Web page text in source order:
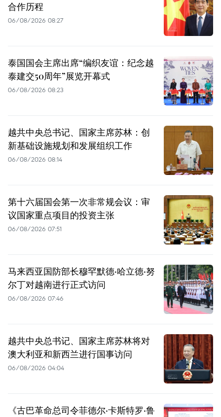
合作历程
06/08/2026 08:27
泰国国会主席出席“编织友谊：纪念越
泰建交50周年”展览开幕式
06/08/2026 08:23
越共中央总书记、国家主席苏林：创
新基础设施规划和发展组织工作
06/08/2026 08:14
第十六届国会第一次非常规会议：审
议国家重点项目的投资主张
06/08/2026 07:51
马来西亚国防部长穆罕默德·哈立德·努
尔丁对越南进行正式访问
06/08/2026 07:46
越共中央总书记、国家主席苏林将对
澳大利亚和新西兰进行国事访问
06/08/2026 04:04
《古巴革命总司令菲德尔·卡斯特罗·鲁